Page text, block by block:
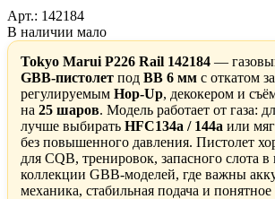
Арт.: 142184
В наличии мало
Tokyo Marui P226 Rail 142184 —
GBB-пистолет под BB 6 мм с откатом
регулируемым Hop-Up, декокером и
на 25 шаров. Модель работает от газа:
лучше выбирать HFC134a / 144a или
без повышенного давления. Пистолет
для CQB, тренировок, запасного слота в
коллекции GBB-моделей, где важны
механика, стабильная подача и